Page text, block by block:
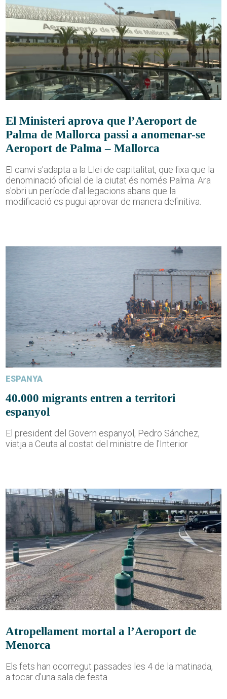
El Ministeri aprova que l’Aeroport de
Palma de Mallorca passi a anomenar-se
Aeroport de Palma – Mallorca
El canvi s'adapta a la Llei de capitalitat, que fixa que la
denominació oficial de la ciutat és només Palma. Ara
s'obri un període d'al·legacions abans que la
modificació es pugui aprovar de manera definitiva.
ESPANYA
40.000 migrants entren a territori
espanyol
El president del Govern espanyol, Pedro Sánchez,
viatja a Ceuta al costat del ministre de l'Interior
Atropellament mortal a l’Aeroport de
Menorca
Els fets han ocorregut passades les 4 de la matinada,
a tocar d'una sala de festa